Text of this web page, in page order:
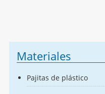
Materiales
Pajitas de plástico